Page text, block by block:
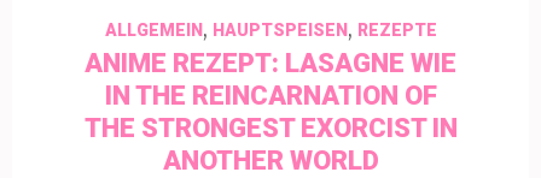
ALLGEMEIN, HAUPTSPEISEN, REZEPTE
ANIME REZEPT: LASAGNE WIE
IN THE REINCARNATION OF
THE STRONGEST EXORCIST IN
ANOTHER WORLD